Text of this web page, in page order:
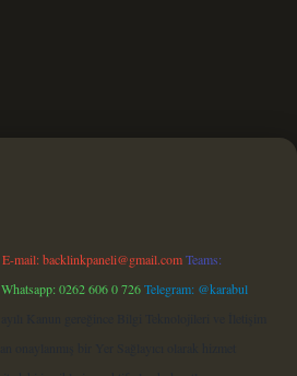
E-mail:backlinkpaneli@gmail.com Teams:
Whatsapp: 0262 606 0 726Telegram: @karabul